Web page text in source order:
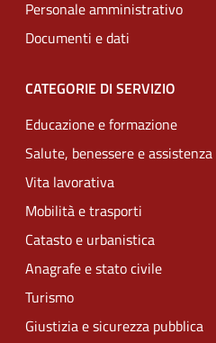
Personale amministrativo
Documenti e dati
CATEGORIE DI SERVIZIO
Educazione e formazione
Salute, benessere e assistenza
Vita lavorativa
Mobilità e trasporti
Catasto e urbanistica
Anagrafe e stato civile
Turismo
Giustizia e sicurezza pubblica